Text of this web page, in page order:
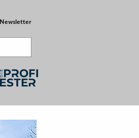
Newsletter